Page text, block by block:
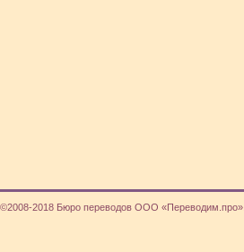
©2008-2018 Бюро переводов ООО «Переводим.про».